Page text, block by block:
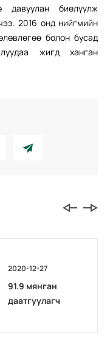
давуулан биелүүлж
2016 онд нийгмийн
болон бусад
жигд ханган
2020-12-27
91.9 мянган
даатгуулагч